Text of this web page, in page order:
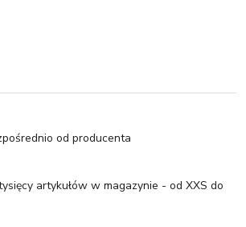
od producenta
artykułów w magazynie - od XXS do